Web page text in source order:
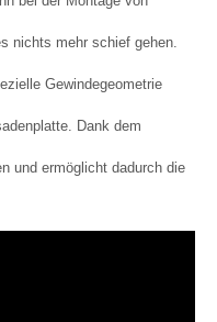
nichts mehr schief gehen.
Gewindegeometrie
Dank dem
und ermöglicht dadurch die